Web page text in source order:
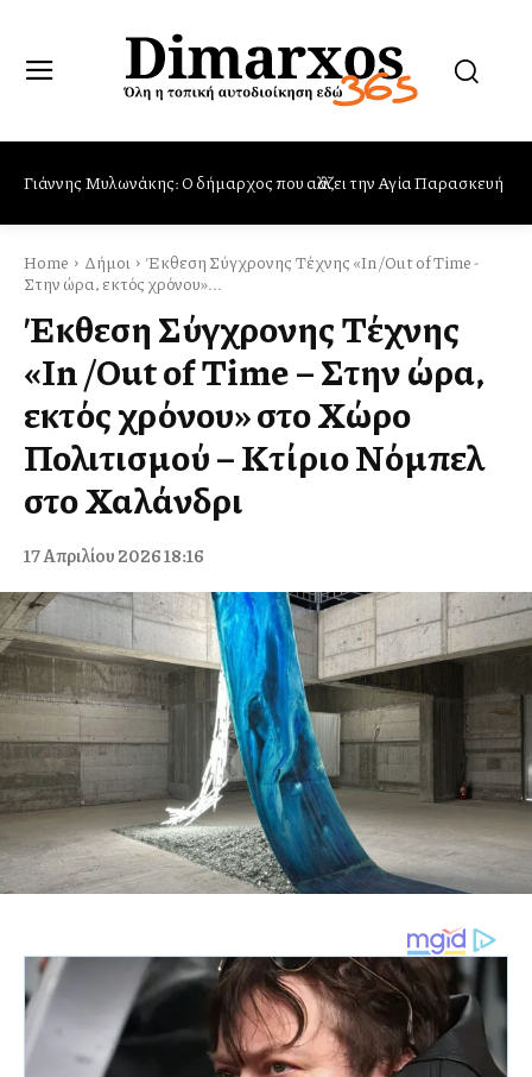
Όταν η δικαιοσύνη είναι «σωστή» μόνο όταν μας δικαιώνει
Γιάννης Μυλωνάκης: Ο δήμαρχος που αλλάζει την Αγία Παρασκευή
Home Δήμοι
Έκθεση Σύγχρονης Τέχνης «In /Out of Time -
Στην ώρα, εκτός χρόνου»...
Έκθεση Σύγχρονης Τέχνης
«In /Out of Time – Στην ώρα,
εκτός χρόνου» στο Χώρο
Πολιτισμού – Κτίριο Νόμπελ
στο Χαλάνδρι
17 Απριλίου 2026 18:16